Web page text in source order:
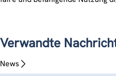
Verwandte
News